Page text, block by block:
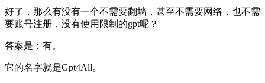
好了，那么有没有一个不需要翻墙，甚至不需要网络，也不需
要账号注册，没有使用限制的gpt呢？
答案是：有。
它的名字就是Gpt4All。